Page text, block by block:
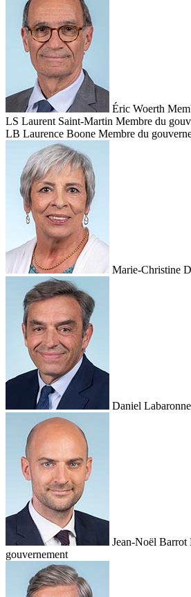
Éric Woerth
LS Laurent Saint-Martin Membre du
LB Laurence Boone Membre du
Marie-Christine
Daniel Labaronne
Jean-Noël Barrot
gouvernement